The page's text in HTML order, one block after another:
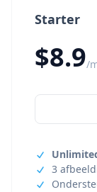
Starter
$8.9/
3